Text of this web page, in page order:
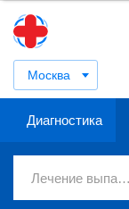
Москва
Диагностика